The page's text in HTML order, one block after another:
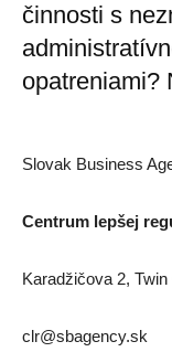
činnosti s
opatreniami?
Slovak Business
Centrum lepšej
Karadžičova 2,
clr@sbagency.sk